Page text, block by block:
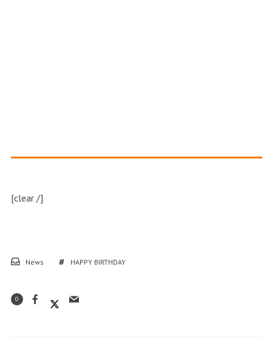
[clear /]
News HAPPY BIRTHDAY
0